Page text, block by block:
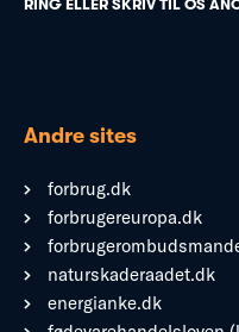
RING ELLER SKRIV TIL OS
Andre sites
forbrug.dk
forbrugereuropa.dk
naturskaderaadet.dk
energianke.dk